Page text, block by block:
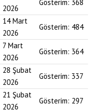
2026
Gösterim: 368
14 Mart
2026
Gösterim: 484
7 Mart
2026
Gösterim: 364
28 Şubat
2026
Gösterim: 337
21 Şubat
2026
Gösterim: 297